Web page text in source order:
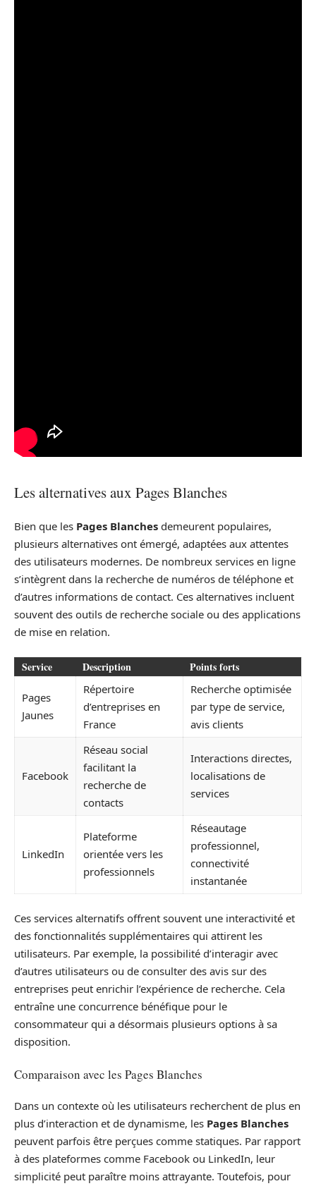
Les alternatives aux Pages Blanches
Bien que les Pages Blanches demeurent populaires,
plusieurs alternatives ont émergé, adaptées aux attentes
des utilisateurs modernes. De nombreux services en ligne
s’intègrent dans la recherche de numéros de téléphone et
d’autres informations de contact. Ces alternatives incluent
souvent des outils de recherche sociale ou des applications
de mise en relation.
Service Description Points forts
Pages
Jaunes
Répertoire
d’entreprises en
France
Recherche optimisée
par type de service,
avis clients
Facebook
Réseau social
facilitant la
recherche de
contacts
Interactions directes,
localisations de
services
LinkedIn
Plateforme
orientée vers les
professionnels
Réseautage
professionnel,
connectivité
instantanée
Ces services alternatifs offrent souvent une interactivité et
des fonctionnalités supplémentaires qui attirent les
utilisateurs. Par exemple, la possibilité d’interagir avec
d’autres utilisateurs ou de consulter des avis sur des
entreprises peut enrichir l’expérience de recherche. Cela
entraîne une concurrence bénéfique pour le
consommateur qui a désormais plusieurs options à sa
disposition.
Comparaison avec les Pages Blanches
Dans un contexte où les utilisateurs recherchent de plus en
plus d’interaction et de dynamisme, les Pages Blanches
peuvent parfois être perçues comme statiques. Par rapport
à des plateformes comme Facebook ou LinkedIn, leur
simplicité peut paraître moins attrayante. Toutefois, pour